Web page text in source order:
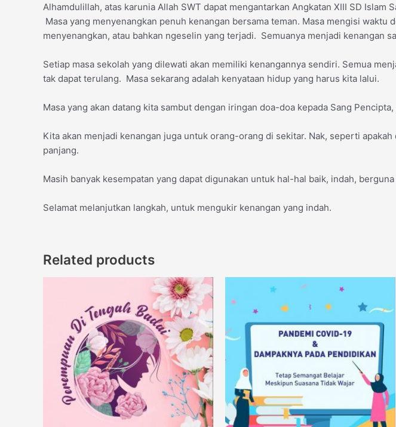
Alhamdulillah, atas karunia Allah SWT dapat mengantarkan Angkatan XIII SD
Masa yang menyenangkan penuh kenangan bersama teman. Masa mengisi
menyenangkan, atau bahkan ngeselin yang terjadi. Semuanya menjadi kenangan
Setiap masa sekolah yang dilewati akan memiliki kenangannya sendiri. Semua
tak dapat terulang. Masa sekarang adalah kenyataan hidup yang harus kita lalui.
Masa yang akan datang kita sambut dengan iringan doa-doa kepada Sang
Kita akan menjadi kenangan juga untuk orang-orang di sekitar. Nak, seperti
panjang.
Masih banyak kesempatan yang dapat digunakan untuk hal-hal baik, indah,
Selamat melanjutkan langkah, untuk mengukir kenangan yang indah.
Related products